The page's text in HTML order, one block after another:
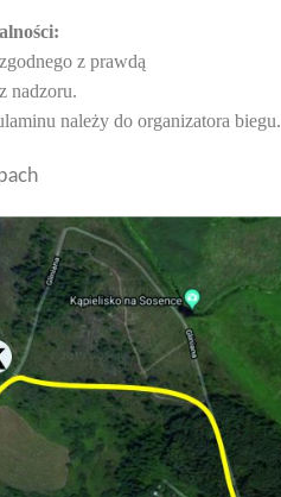
z prawdą
nadzoru.
należy do organizatora biegu.